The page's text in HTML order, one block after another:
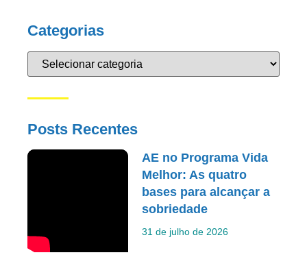
Categorias
Posts Recentes
AE no Programa Vida
Melhor: As quatro
bases para alcançar a
sobriedade
31 de julho de 2026